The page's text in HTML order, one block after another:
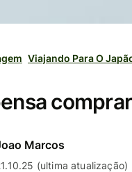
Viajando Para O
Marcos
(ultima atualização)